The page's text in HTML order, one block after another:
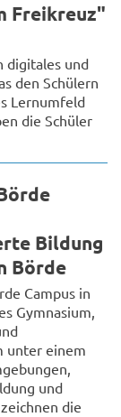
Freikreuz"
digitales und
den Schülern
Lernumfeld
die Schüler
Bildung
Börde
Campus in
Gymnasium,
unter einem
und
die